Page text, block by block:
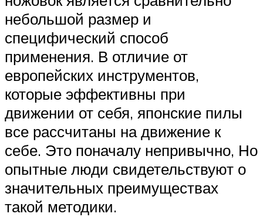
небольшой размер и
специфический способ
применения. В отличие от
европейских инструментов,
которые эффективны при
движении от себя, японские пилы
все рассчитаны на движение к
себе. Это поначалу непривычно, Но
опытные люди свидетельствуют о
значительных преимуществах
такой методики.